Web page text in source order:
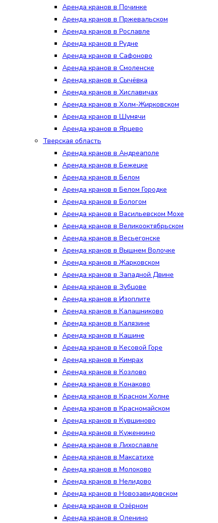
Аренда кранов в Починке
Аренда кранов в Пржевальском
Аренда кранов в Рославле
Аренда кранов в Рудне
Аренда кранов в Сафоново
Аренда кранов в Смоленске
Аренда кранов в Сычёвка
Аренда кранов в Хиславичах
Аренда кранов в Холм-Жирковском
Аренда кранов в Шумячи
Аренда кранов в Ярцево
Тверская область
Аренда кранов в Андреаполе
Аренда кранов в Бежецке
Аренда кранов в Белом
Аренда кранов в Белом Городке
Аренда кранов в Бологом
Аренда кранов в Васильевском Мохе
Аренда кранов в Великооктябрьском
Аренда кранов в Весьегонске
Аренда кранов в Вышнем Волочке
Аренда кранов в Жарковском
Аренда кранов в Западной Двине
Аренда кранов в Зубцове
Аренда кранов в Изоплите
Аренда кранов в Калашниково
Аренда кранов в Калязине
Аренда кранов в Кашине
Аренда кранов в Кесовой Горе
Аренда кранов в Кимрах
Аренда кранов в Козлово
Аренда кранов в Конаково
Аренда кранов в Красном Холме
Аренда кранов в Красномайском
Аренда кранов в Кувшиново
Аренда кранов в Куженкино
Аренда кранов в Лихославле
Аренда кранов в Максатихе
Аренда кранов в Молоково
Аренда кранов в Нелидово
Аренда кранов в Новозавидовском
Аренда кранов в Озёрном
Аренда кранов в Оленино